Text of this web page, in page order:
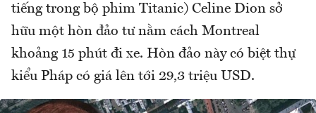
tiếng trong bộ phim Titanic) Celine Dion sở
hữu một hòn đảo tư nằm cách Montreal
khoảng 15 phút đi xe. Hòn đảo này có biệt thự
kiểu Pháp có giá lên tới 29,3 triệu USD.